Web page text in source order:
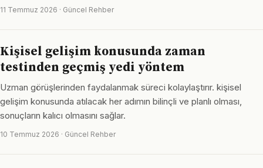
11 Temmuz 2026 · Güncel Rehber
Kişisel gelişim konusunda zaman
testinden geçmiş yedi yöntem
Uzman görüşlerinden faydalanmak süreci kolaylaştırır. kişisel
gelişim konusunda atılacak her adımın bilinçli ve planlı olması,
sonuçların kalıcı olmasını sağlar.
10 Temmuz 2026 · Güncel Rehber